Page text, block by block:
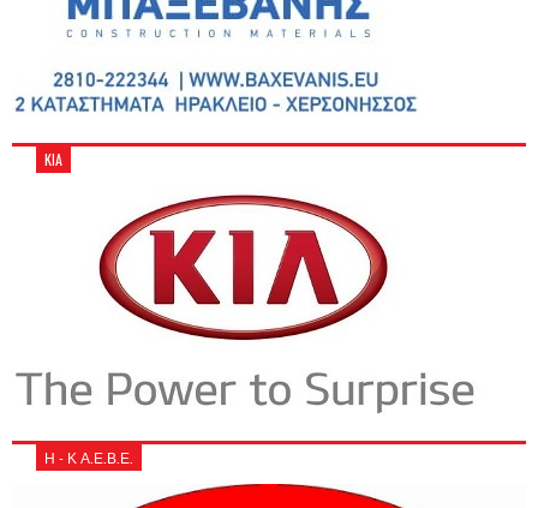
KIA
Η - Κ Α.Ε.Β.Ε.